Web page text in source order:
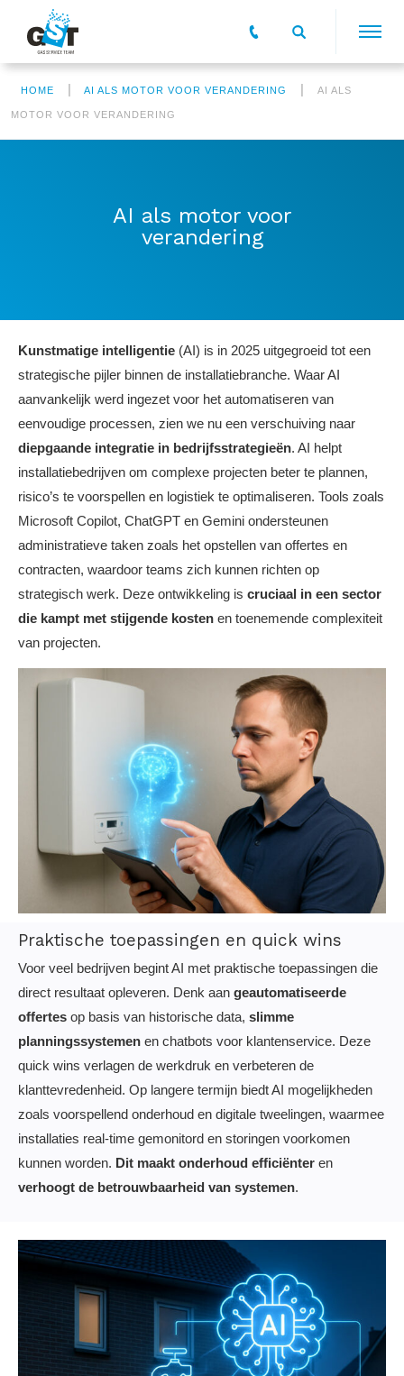
HOME | AI ALS MOTOR VOOR VERANDERING | AI ALS
MOTOR VOOR VERANDERING
AI als motor voor
verandering
Kunstmatige intelligentie (AI) is in 2025 uitgegroeid tot een
strategische pijler binnen de installatiebranche. Waar AI
aanvankelijk werd ingezet voor het automatiseren van
eenvoudige processen, zien we nu een verschuiving naar
diepgaande integratie in bedrijfsstrategieën. AI helpt
installatiebedrijven om complexe projecten beter te plannen,
risico’s te voorspellen en logistiek te optimaliseren. Tools zoals
Microsoft Copilot, ChatGPT en Gemini ondersteunen
administratieve taken zoals het opstellen van offertes en
contracten, waardoor teams zich kunnen richten op
strategisch werk. Deze ontwikkeling is cruciaal in een sector
die kampt met stijgende kosten en toenemende complexiteit
van projecten.
Praktische toepassingen en quick wins
Voor veel bedrijven begint AI met praktische toepassingen die
direct resultaat opleveren. Denk aan geautomatiseerde
offertes op basis van historische data, slimme
planningssystemen en chatbots voor klantenservice. Deze
quick wins verlagen de werkdruk en verbeteren de
klanttevredenheid. Op langere termijn biedt AI mogelijkheden
zoals voorspellend onderhoud en digitale tweelingen, waarmee
installaties real-time gemonitord en storingen voorkomen
kunnen worden. Dit maakt onderhoud efficiënter en
verhoogt de betrouwbaarheid van systemen.